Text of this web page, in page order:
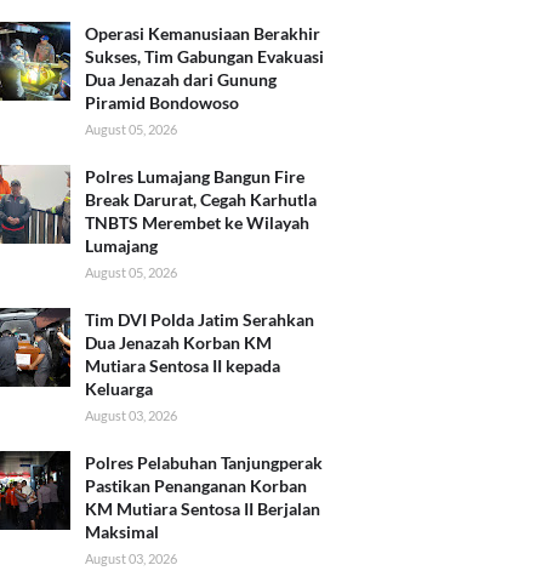
Operasi Kemanusiaan Berakhir
Sukses, Tim Gabungan Evakuasi
Dua Jenazah dari Gunung
Piramid Bondowoso
August 05, 2026
Polres Lumajang Bangun Fire
Break Darurat, Cegah Karhutla
TNBTS Merembet ke Wilayah
Lumajang
August 05, 2026
Tim DVI Polda Jatim Serahkan
Dua Jenazah Korban KM
Mutiara Sentosa II kepada
Keluarga
August 03, 2026
Polres Pelabuhan Tanjungperak
Pastikan Penanganan Korban
KM Mutiara Sentosa II Berjalan
Maksimal
August 03, 2026